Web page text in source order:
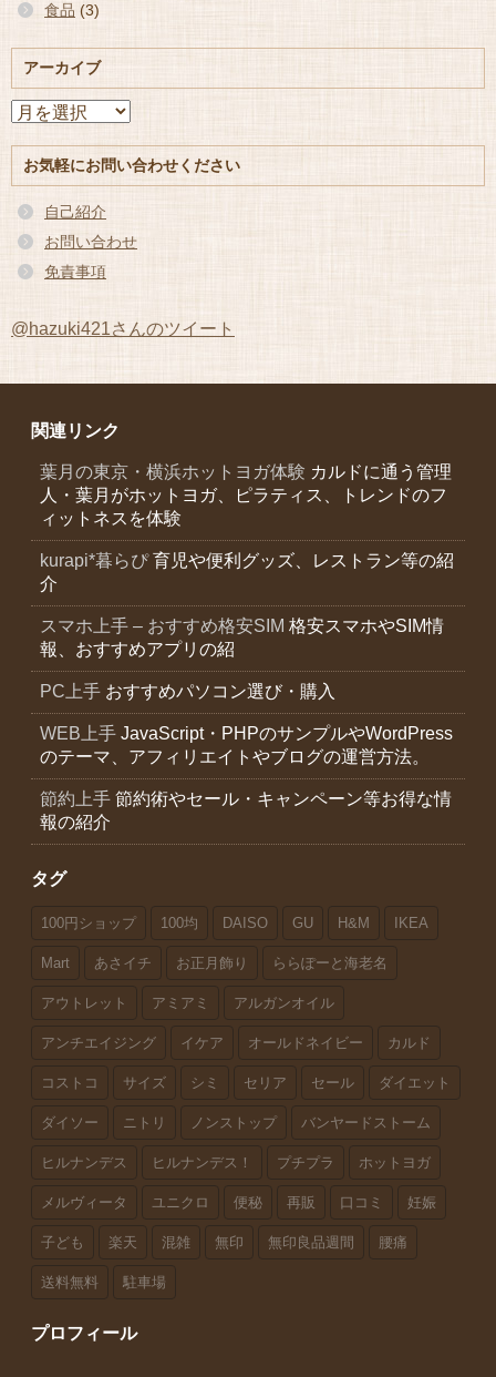
食品 (3)
アーカイブ
ア
イ
ブ
お気軽にお問い合わせください
自己紹介
お問い合わせ
免責事項
@hazuki421さんのツイート
関連リンク
葉月の東京・横浜ホットヨガ体験 カルドに通う管理
人・葉月がホットヨガ、ピラティス、トレンドのフ
ィットネスを体験
kurapi*暮らぴ育児や便利グッズ、レストラン等の紹
介
スマホ上手 – おすすめ格安SIM 格安スマホやSIM情
報、おすすめアプリの紹
PC上手 おすすめパソコン選び・購入
WEB上手 JavaScript・PHPのサンプルやWordPress
のテーマ、アフィリエイトやブログの運営方法。
節約上手 節約術やセール・キャンペーン等お得な情
報の紹介
タグ
100円ショップ 100均 DAISO GU H&M IKEA
Mart あさイチ お正月飾り ららぽーと海老名
アウトレット アミアミ アルガンオイル
アンチエイジング イケア オールドネイビー カルド
コストコ サイズ シミ セリア セール ダイエット
ダイソー ニトリ ノンストップ バンヤードストーム
ヒルナンデス ヒルナンデス！ プチプラ ホットヨガ
メルヴィータ ユニクロ 便秘 再販 口コミ 妊娠
子ども 楽天 混雑 無印 無印良品週間 腰痛
送料無料 駐車場
プロフィール